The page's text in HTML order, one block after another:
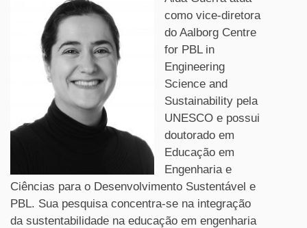
como vice-diretora
do Aalborg Centre
for PBL in
Engineering
Science and
Sustainability pela
UNESCO e possui
doutorado em
Educação em
Engenharia e
Ciências para o Desenvolvimento Sustentável e
PBL. Sua pesquisa concentra-se na integração
da sustentabilidade na educação em engenharia